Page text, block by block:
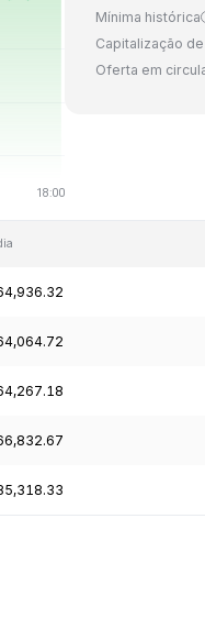
Mínima histórica
Capitalização
Oferta em